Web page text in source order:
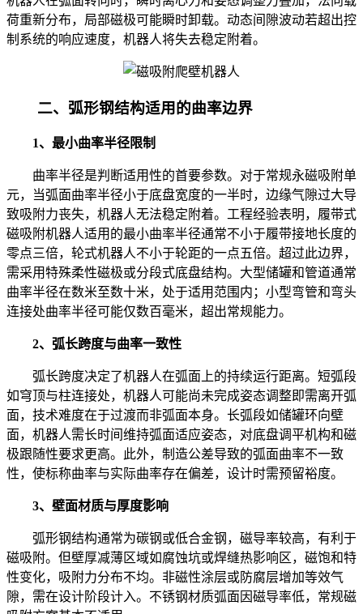
荷重新分布，局部磁极可能瞬时卸载。动态间隙波动若超出控
制系统的响应速度，机器人将失去稳定附着。
二、弧形钢结构适用的曲率边界
1、最小曲率半径限制
曲率半径是判断适用性的首要参数。对于常规永磁吸附单
元，当弧面曲率半径小于底盘宽度的一半时，边缘气隙过大导
致吸附力丧失，机器人无法稳定附着。工程经验表明，履带式
磁吸附机器人适用的最小曲率半径通常不小于履带接地长度的
零点三倍，轮式机器人不小于轮距的一点五倍。超过此边界，
需采用特殊柔性磁极或分段式底盘结构。大型储罐和管道通常
曲率半径在数米至数十米，处于适用范围内；小型弯管和弯头
连接处曲率半径可能仅数百毫米，超出常规能力。
2、弧长跨度与曲率一致性
弧长跨度决定了机器人在弧面上的持续运行距离。短弧段
如穹顶与柱连接处，机器人可能尚未完成姿态调整即需离开弧
面，技术难度在于过渡而非弧面本身。长弧段如储罐环向壁
面，机器人需长时间维持弧面适应姿态，对底盘调平机构和磁
极跟随性要求更高。此外，制造公差导致的弧面曲率不一致
性，使标称曲率与实际曲率存在偏差，设计时需预留裕度。
3、壁面材质与厚度影响
弧形钢结构通常为碳钢或低合金钢，磁导率较高，有利于
磁吸附。但壁厚减薄区域如腐蚀坑或焊缝热影响区，磁饱和特
性变化，吸附力分布不均。非磁性涂层或防腐层增加等效气
隙，需在设计阶段计入。不锈钢材质弧面因磁导率低，常规磁